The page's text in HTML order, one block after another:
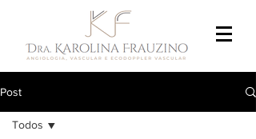
Post
Todos